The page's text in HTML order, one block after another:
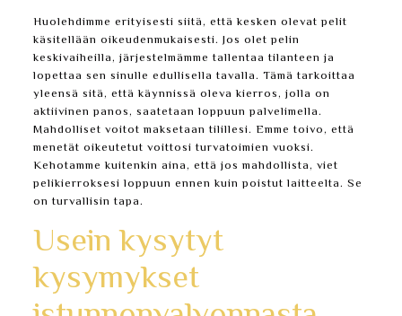
Huolehdimme erityisesti siitä, että kesken olevat pelit
käsitellään oikeudenmukaisesti. Jos olet pelin
keskivaiheilla, järjestelmämme tallentaa tilanteen ja
lopettaa sen sinulle edullisella tavalla. Tämä tarkoittaa
yleensä sitä, että käynnissä oleva kierros, jolla on
aktiivinen panos, saatetaan loppuun palvelimella.
Mahdolliset voitot maksetaan tilillesi. Emme toivo, että
menetät oikeutetut voittosi turvatoimien vuoksi.
Kehotamme kuitenkin aina, että jos mahdollista, viet
pelikierroksesi loppuun ennen kuin poistut laitteelta. Se
on turvallisin tapa.
Usein kysytyt
kysymykset